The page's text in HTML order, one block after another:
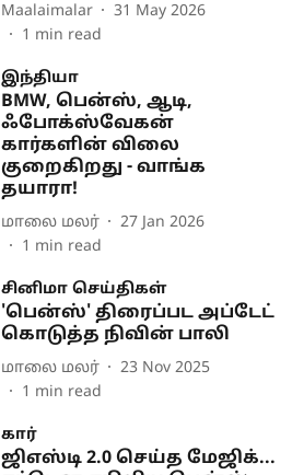
Maalaimalar
31 May 2026
1 min read
இந்தியா
BMW, பென்ஸ், ஆடி,
ஃபோக்ஸ்வேகன்
கார்களின் விலை
குறைகிறது - வாங்க
தயாரா!
மாலை மலர்
27 Jan 2026
1 min read
சினிமா செய்திகள்
'பென்ஸ்' திரைப்பட அப்டேட்
கொடுத்த நிவின் பாலி
மாலை மலர்
23 Nov 2025
1 min read
கார்
ஜிஎஸ்டி 2.0 செய்த மேஜிக்...